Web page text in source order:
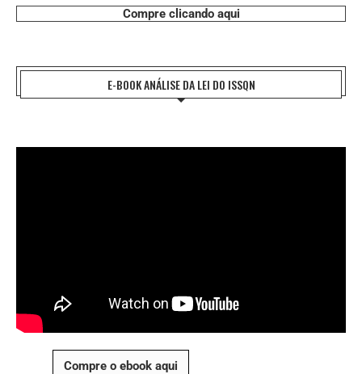
Compre clicando aqui
E-BOOK ANÁLISE DA LEI DO ISSQN
Compre o ebook aqui